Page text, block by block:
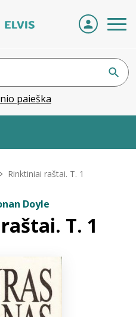
paieška
Rinktiniai raštai. T. 1
Doyle
T. 1